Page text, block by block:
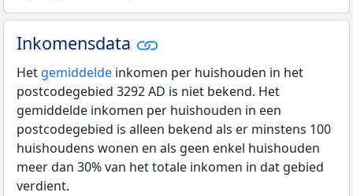
Inkomensdata
Het gemiddelde inkomen per huishouden in het
postcodegebied 3292 AD is niet bekend. Het
gemiddelde inkomen per huishouden in een
postcodegebied is alleen bekend als er minstens 100
huishoudens wonen en als geen enkel huishouden
meer dan 30% van het totale inkomen in dat gebied
verdient.